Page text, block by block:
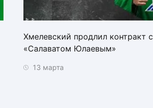
Хмелевский продлил контракт с
«Салаватом Юлаевым»
13 марта